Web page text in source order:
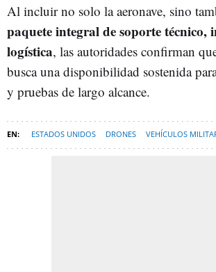
Al incluir no solo la aeronave, sino
paquete integral de soporte técnico,
logística, las autoridades confirman
busca una disponibilidad sostenida
y pruebas de largo alcance.
ESTADOS UNIDOS DRONES VEHÍCULOS